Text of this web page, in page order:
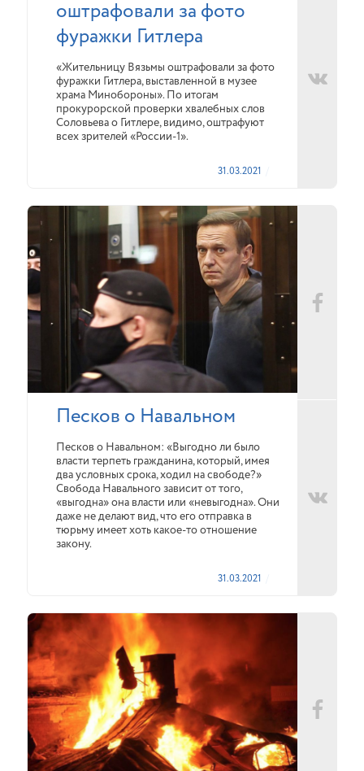
оштрафовали за фото
фуражки Гитлера
«Жительницу Вязьмы оштрафовали за фото
фуражки Гитлера, выставленной в музее
храма Минобороны». По итогам
прокурорской проверки хвалебных слов
Соловьева о Гитлере, видимо, оштрафуют
всех зрителей «России-1».
31.03.2021
Песков о Навальном
Песков о Навальном: «Выгодно ли было
власти терпеть гражданина, который, имея
два условных срока, ходил на свободе?»
Свобода Навального зависит от того,
«выгодна» она власти или «невыгодна». Они
даже не делают вид, что его отправка в
тюрьму имеет хоть какое-то отношение
закону.
31.03.2021